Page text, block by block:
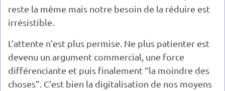
reste la même mais notre besoin de la réduire est
irrésistible.
L’attente n’est plus permise. Ne plus patienter est
devenu un argument commercial, une force
différenciante et puis finalement “la moindre des
choses”. C’est bien la digitalisation de nos moyens